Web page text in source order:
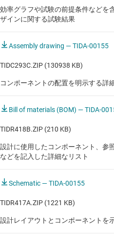
で可動式の回折格子やミラ
効率グラフや試験の前提条件などを
ザインに関する試験結果
Assembly drawing — TIDA-00155
TIDC293C.ZIP (130938 KB)
コンポーネントの配置を明示する詳
Bill of materials (BOM) — TIDA-
TIDR418B.ZIP (210 KB)
設計に使用したコンポーネント、参
などを記入した詳細なリスト
Schematic — TIDA-00155
TIDR417A.ZIP (1221 KB)
設計レイアウトとコンポーネントを